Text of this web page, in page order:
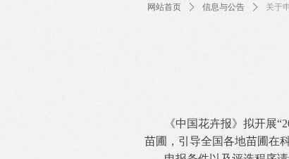
网站首页 ꄲ 信息与公告 ꄲ 关于
《中国花卉报》拟开展
苗圃，引导全国各地苗圃在